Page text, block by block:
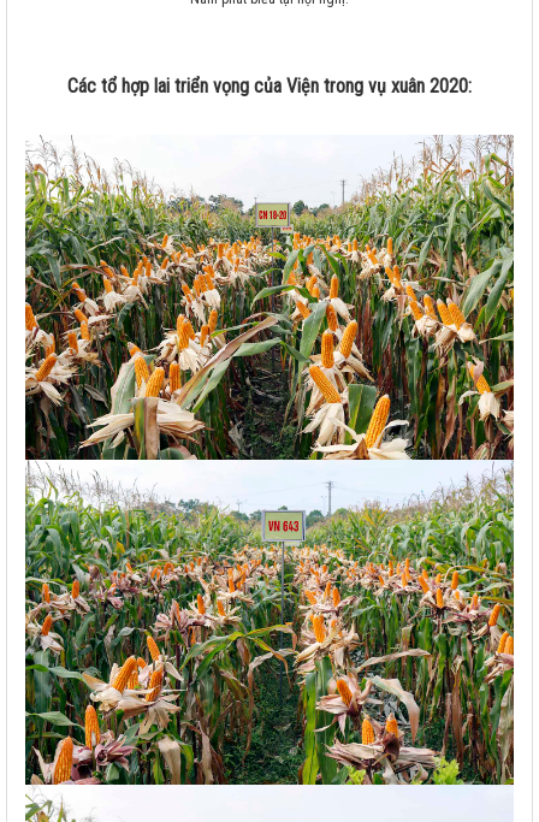
Các tổ hợp lai triển vọng của Viện trong vụ xuân 2020: